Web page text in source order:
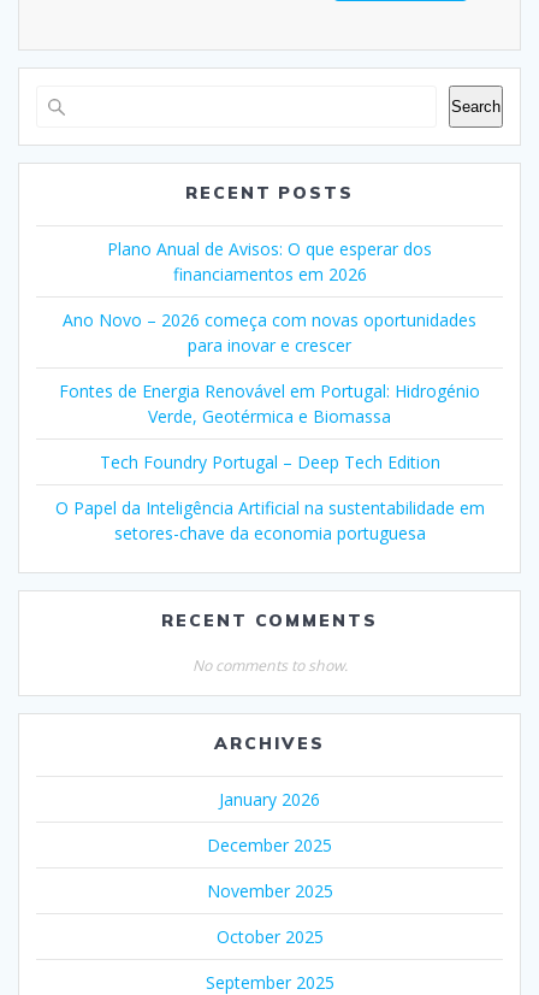
Search
RECENT POSTS
Plano Anual de Avisos: O que esperar dos
financiamentos em 2026
Ano Novo – 2026 começa com novas oportunidades
para inovar e crescer
Fontes de Energia Renovável em Portugal: Hidrogénio
Verde, Geotérmica e Biomassa
Tech Foundry Portugal – Deep Tech Edition
O Papel da Inteligência Artificial na sustentabilidade em
setores-chave da economia portuguesa
RECENT COMMENTS
No comments to show.
ARCHIVES
January 2026
December 2025
November 2025
October 2025
September 2025